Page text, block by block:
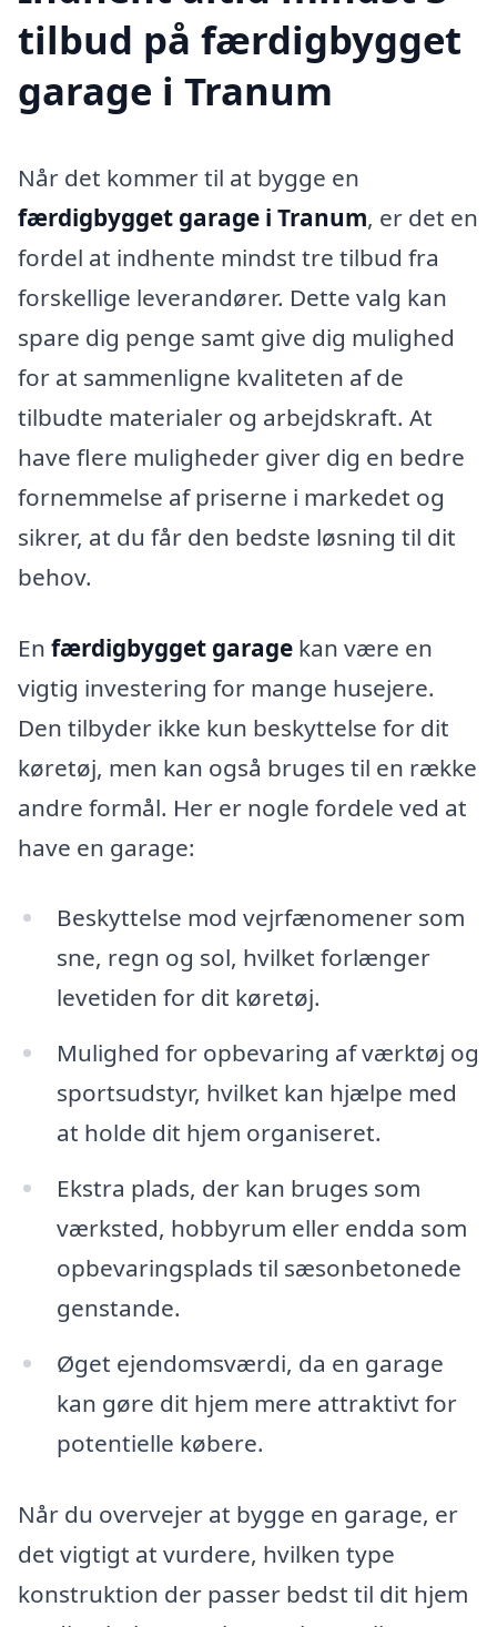
tilbud på færdigbygget
garage i Tranum
Når det kommer til at bygge en
færdigbygget garage i Tranum, er det en
fordel at indhente mindst tre tilbud fra
forskellige leverandører. Dette valg kan
spare dig penge samt give dig mulighed
for at sammenligne kvaliteten af de
tilbudte materialer og arbejdskraft. At
have flere muligheder giver dig en bedre
fornemmelse af priserne i markedet og
sikrer, at du får den bedste løsning til dit
behov.
En færdigbygget garage kan være en
vigtig investering for mange husejere.
Den tilbyder ikke kun beskyttelse for dit
køretøj, men kan også bruges til en række
andre formål. Her er nogle fordele ved at
have en garage:
Beskyttelse mod vejrfænomener som
sne, regn og sol, hvilket forlænger
levetiden for dit køretøj.
Mulighed for opbevaring af værktøj og
sportsudstyr, hvilket kan hjælpe med
at holde dit hjem organiseret.
Ekstra plads, der kan bruges som
værksted, hobbyrum eller endda som
opbevaringsplads til sæsonbetonede
genstande.
Øget ejendomsværdi, da en garage
kan gøre dit hjem mere attraktivt for
potentielle købere.
Når du overvejer at bygge en garage, er
det vigtigt at vurdere, hvilken type
konstruktion der passer bedst til dit hjem